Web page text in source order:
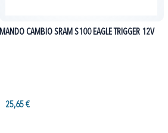
MANDO CAMBIO SRAM S100 EAGLE TRIGGER 12V
25,65 €